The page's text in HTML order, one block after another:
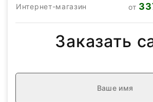
Интернет-магазин
от
Заказать